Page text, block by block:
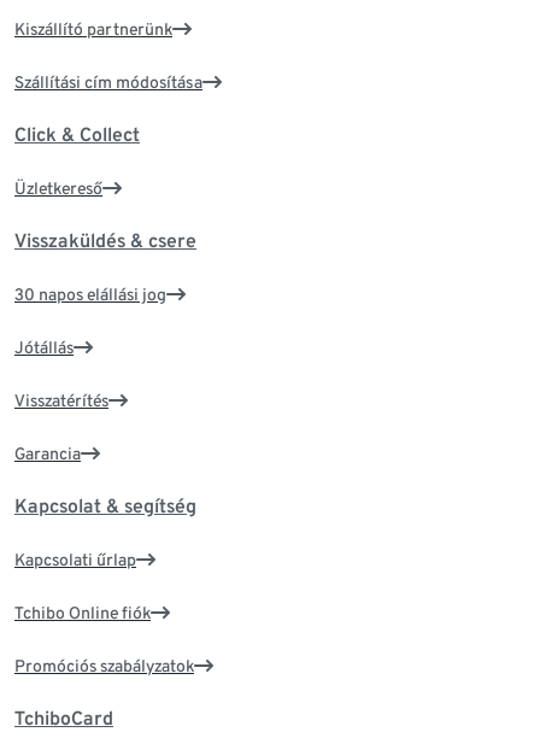
Kiszállító partnerünk
Szállítási cím módosítása
Click & Collect
Üzletkereső
Visszaküldés & csere
30 napos elállási jog
Jótállás
Visszatérítés
Garancia
Kapcsolat & segítség
Kapcsolati űrlap
Tchibo Online fiók
Promóciós szabályzatok
TchiboCard